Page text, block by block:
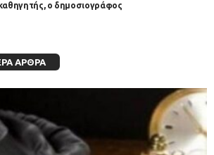
ο δημοσιογράφος
ΆΡΘΡΑ